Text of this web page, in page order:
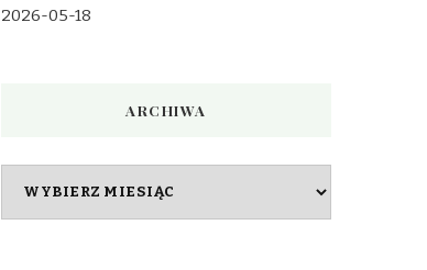
2026-05-18
ARCHIWA